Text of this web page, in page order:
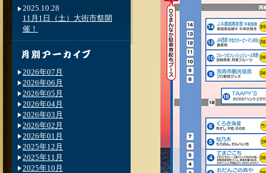
2025.10.28
11月1日（土）大街市祭開
催！
2026年07月
2026年06月
2026年05月
2026年04月
2026年03月
2026年02月
2026年01月
2025年12月
2025年11月
2025年10月